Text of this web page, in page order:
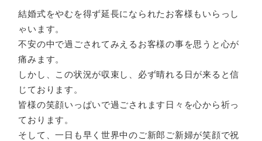
結婚式をやむを得ず延長になられたお客様もいらっし
ゃいます。
不安の中で過ごされてみえるお客様の事を思うと心が
痛みます。
しかし、この状況が収束し、必ず晴れる日が来ると信
じております。
皆様の笑顔いっぱいで過ごされます日々を心から祈っ
ております。
そして、一日も早く世界中のご新郎ご新婦が笑顔で祝